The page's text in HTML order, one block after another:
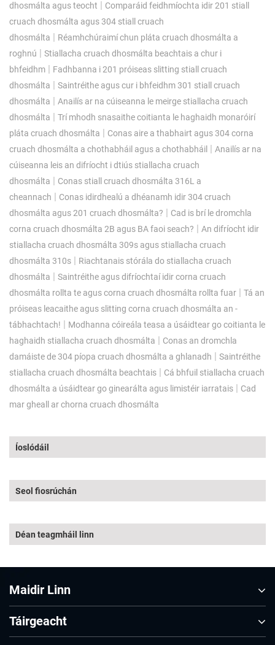
dhosmálta agus teocht | Comparáid feidhmíochta idir 201 stiall
cruach dhosmálta agus 304 stiall cruach
dhosmálta | Réamhchúraimí chun pláta cruach dhosmálta a
roghnú | Stiallacha cruach dhosmálta beachtais a chur i
bhfeidhm | Fadhbanna i 201 próiseas slitting stiall cruach
dhosmálta | Saintréithe agus cur i bhfeidhm 301 stiall cruach
dhosmálta | Anailís ar na cúiseanna le meirge stiallacha cruach
dhosmálta | Trí mhodh snasaithe coitianta le haghaidh monaróirí
pláta cruach dhosmálta | Conas aire a thabhairt agus 304 corna
cruach dhosmálta a chothabháil agus a chothabháil | Anailís ar na
cúiseanna leis an difríocht i dtiús stiallacha cruach
dhosmálta | Conas stiall cruach dhosmálta 316L a
cheannach | Conas idirdhealú a dhéanamh idir 304 cruach
dhosmálta agus 201 cruach dhosmálta? | Cad is brí le dromchla
corna cruach dhosmálta 2B agus BA faoi seach? | An difríocht idir
stiallacha cruach dhosmálta 309s agus stiallacha cruach
dhosmálta 310s | Riachtanais stórála do stiallacha cruach
dhosmálta | Saintréithe agus difríochtaí idir corna cruach
dhosmálta rollta te agus corna cruach dhosmálta rollta fuar | Tá an
próiseas leacaithe agus slitting corna cruach dhosmálta an -
tábhachtach! | Modhanna cóireála teasa a úsáidtear go coitianta le
haghaidh stiallacha cruach dhosmálta | Conas an dromchla
damáiste de 304 píopa cruach dhosmálta a ghlanadh | Saintréithe
stiallacha cruach dhosmálta beachtais | Cá bhfuil stiallacha cruach
dhosmálta a úsáidtear go ginearálta agus limistéir iarratais | Cad
mar gheall ar chorna cruach dhosmálta
Íoslódáil
Seol fiosrúchán
Déan teagmháil linn
Maidir Linn
Táirgeacht